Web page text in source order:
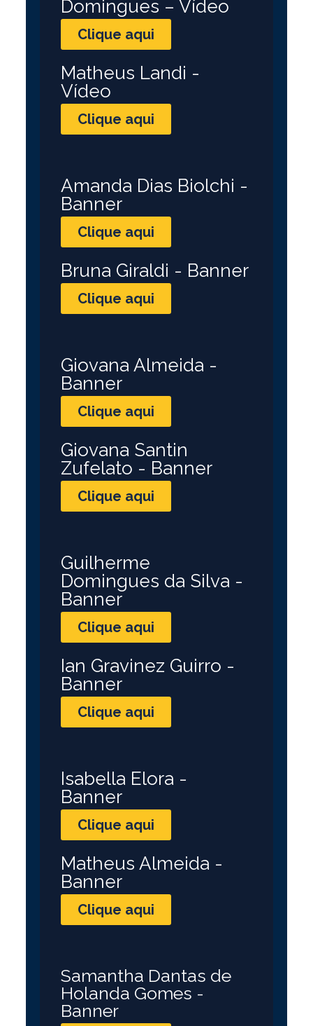
Domingues – Vídeo
Clique aqui
Matheus Landi -
Vídeo
Clique aqui
Amanda Dias Biolchi -
Banner
Clique aqui
Bruna Giraldi - Banner
Clique aqui
Giovana Almeida -
Banner
Clique aqui
Giovana Santin
Zufelato - Banner
Clique aqui
Guilherme
Domingues da Silva -
Banner
Clique aqui
Ian Gravinez Guirro -
Banner
Clique aqui
Isabella Elora -
Banner
Clique aqui
Matheus Almeida -
Banner
Clique aqui
Samantha Dantas de
Holanda Gomes -
Banner